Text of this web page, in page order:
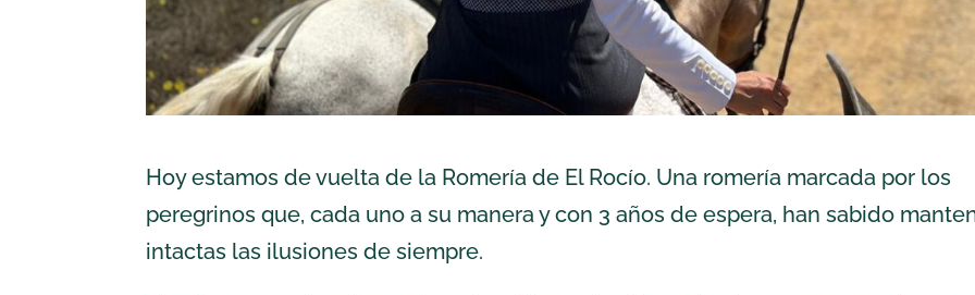
Hoy estamos de vuelta de la Romería de El Rocío. Una romería marcada por los
peregrinos que, cada uno a su manera y con 3 años de espera, han sabido
intactas las ilusiones de siempre.